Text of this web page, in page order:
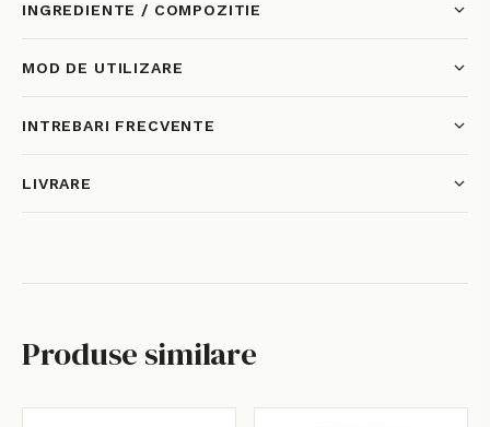
INGREDIENTE / COMPOZITIE
MOD DE UTILIZARE
INTREBARI FRECVENTE
LIVRARE
Produse similare